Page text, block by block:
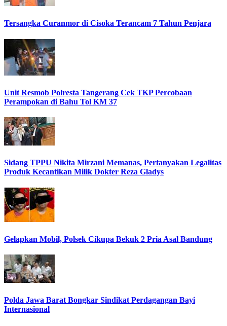
Tersangka Curanmor di Cisoka Terancam 7 Tahun Penjara
Unit Resmob Polresta Tangerang Cek TKP Percobaan
Perampokan di Bahu Tol KM 37
Sidang TPPU Nikita Mirzani Memanas, Pertanyakan Legalitas
Produk Kecantikan Milik Dokter Reza Gladys
Gelapkan Mobil, Polsek Cikupa Bekuk 2 Pria Asal Bandung
Polda Jawa Barat Bongkar Sindikat Perdagangan Bayi
Internasional